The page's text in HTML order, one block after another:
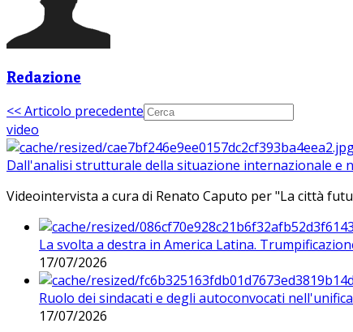
Redazione
<< Articolo precedente
video
Dall'analisi strutturale della situazione internazionale e
Videointervista a cura di Renato Caputo per "La città
La svolta a destra in America Latina.
17/07/2026
Ruolo dei sindacati e degli autoconvocati
17/07/2026